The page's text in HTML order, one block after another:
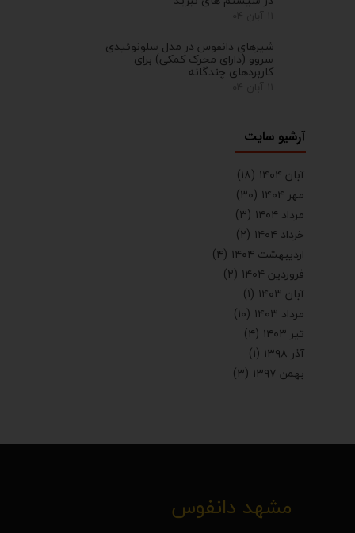
شیرهای دانفوس در مدل سلونوئیدی
سروو (دارای محرک کمکی) برای
کاربردهای چندگانه
آرشیو سایت
آبان ۱۴۰۴
(۱۸)
مهر ۱۴۰۴
(۳۰)
مرداد ۱۴۰۴
(۳)
خرداد ۱۴۰۴
(۲)
اردیبهشت ۱۴۰۴
(۴)
فروردین ۱۴۰۴
(۲)
آبان ۱۴۰۳
(۱)
مرداد ۱۴۰۳
(۱۰)
تیر ۱۴۰۳
(۴)
آذر ۱۳۹۸
(۱)
بهمن ۱۳۹۷
(۳)
مشهد دانفوس